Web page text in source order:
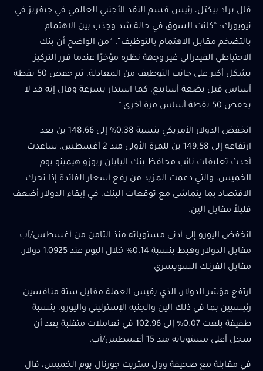
قال براد بيكتل، رئيس قسم النقد الأجنبي العالمي في جيفريز في
نيويورك: “كانت السوق في حالة شد وجذب بين الاهتمام
بالتضخم مقابل الاهتمام بالتوظيف”. “من الواضح أن بنك
الاحتياطي الفيدرالي غير وجهة نظره مؤخرًا عندما قرر التركيز
بشكل أكبر على جانب التوظيف من المعادلة، ثم خفض 50 نقطة
أساس قبل بضعة أسابيع، كما استدار بسرعة وقال إنه قد لا
يخفض 50 نقطة أساس مرة أخرى.”
انخفض الدولار الأمريكي بنسبة 0.38% إلى 148.66 ين بعد
ارتفاعه إلى 149.58 ين للمرة الأولى منذ 2 أغسطس. ساعدت
أحدث تعليقات نائب محافظ بنك اليابان ريوزو هيمينو يوم
الخميس، والتي دعمت المزيد من رفع أسعار الفائدة إذا تحرك
الاقتصاد بما يتماشى مع توقعات البنك، في إبقاء الدولار أضعف
قليلاً مقابل الين.
انخفض اليورو إلى أدنى مستوياته منذ الثامن من أغسطس/آب
مقابل الدولار وهبط بنسبة 0.14% خلال اليوم عند 1.0925 دولار.
مقابل الفرنك السويسري
ارتفع مؤشر الدولار، الذي يقيس العملة مقابل ستة منافسين
رئيسيين بما في ذلك الين والجنيه الإسترليني واليورو، بنسبة
طفيفة بلغت 0.07% إلى 102.96 في تعاملات متقلبة بعد أن
سجل أعلى مستوياته منذ 15 أغسطس/آب.
في مقابلة مع صحيفة وول ستريت جورنال يوم الخميس، قال